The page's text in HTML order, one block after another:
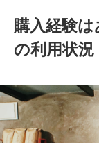
購入経験
の利用状況